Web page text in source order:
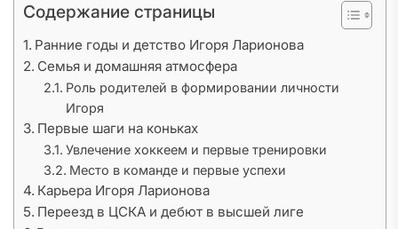
Содержание страницы
Ранние годы и детство Игоря Ларионова
Семья и домашняя атмосфера
Роль родителей в формировании личности
Игоря
Первые шаги на коньках
Увлечение хоккеем и первые тренировки
Место в команде и первые успехи
Карьера Игоря Ларионова
Переезд в ЦСКА и дебют в высшей лиге